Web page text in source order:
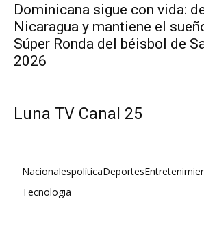
Dominicana sigue con vida:
Nicaragua y mantiene el
Súper Ronda del béisbol de
2026
Luna TV Canal 25
NacionalespolíticaDeportes
Tecnologia